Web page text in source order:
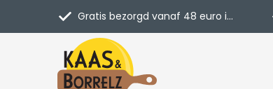
Gratis bezorgd vanaf 48 euro in NL